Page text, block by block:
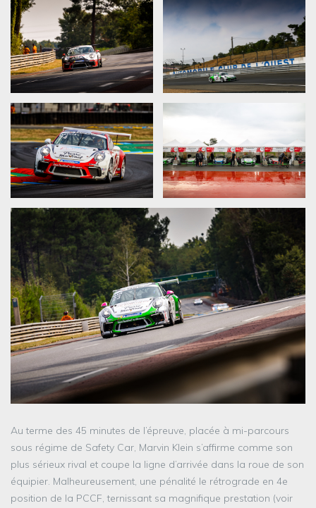
Au terme des 45 minutes de l’épreuve, placée à mi-parcours
sous régime de Safety Car, Marvin Klein s’affirme comme son
plus sérieux rival et coupe la ligne d’arrivée dans la roue de son
équipier. Malheureusement, une pénalité le rétrograde en 4e
position de la PCCF, ternissant sa magnifique prestation (voir